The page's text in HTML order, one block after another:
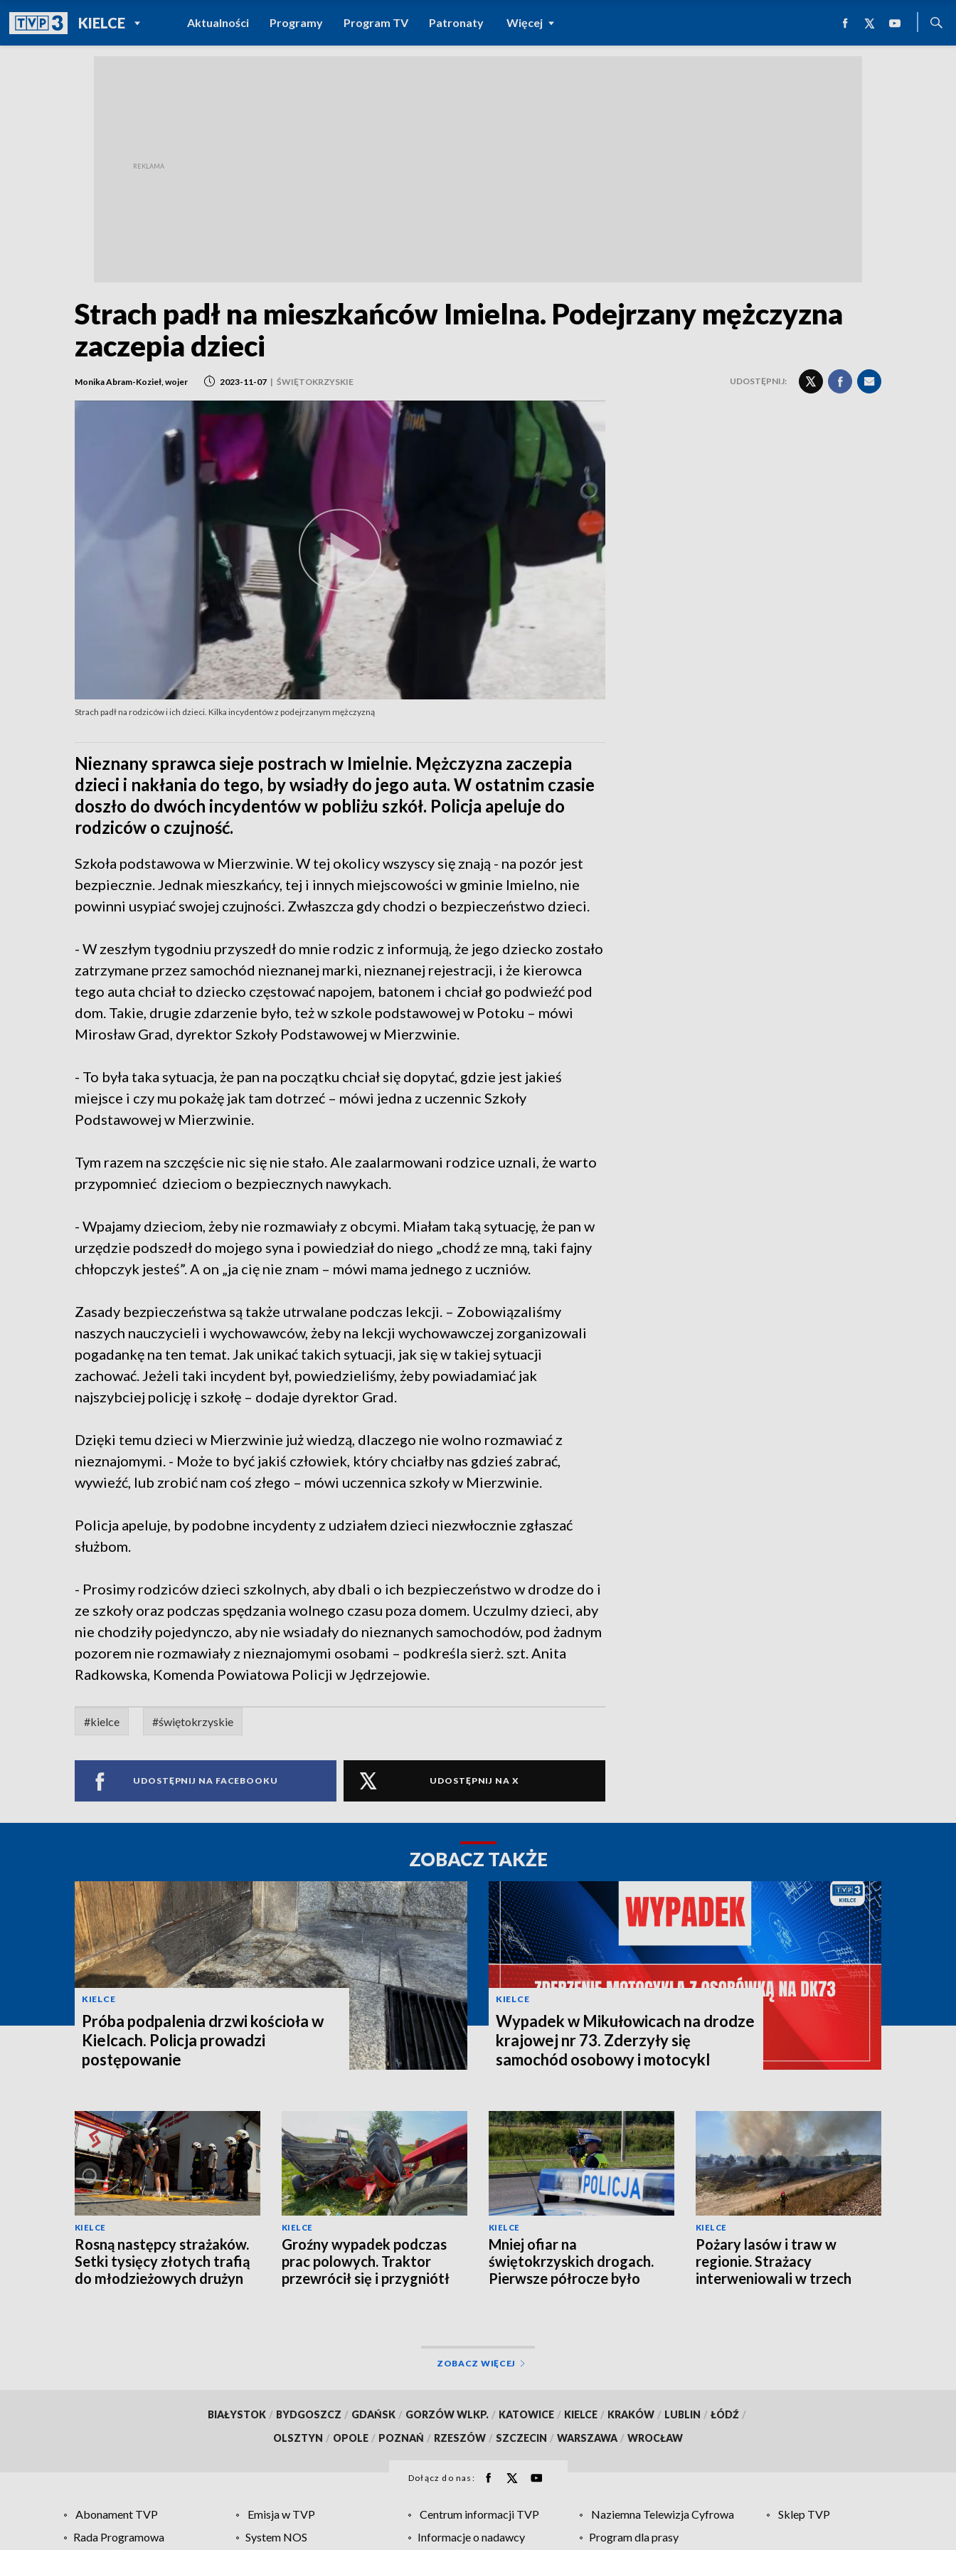
KIELCEPOWRÓT DO
TVP REGIONY
Aktualności Programy Program TV Patronaty Więcej
Strach padł na mieszkańców Imielna. Podejrzany mężczyzna
zaczepia dzieci
Monika Abram-Kozieł, wojer 2023-11-07 | ŚWIĘTOKRZYSKIE UDOSTĘPNIJ:
Strach padł na rodziców i ich dzieci. Kilka incydentów z podejrzanym mężczyzną
Nieznany sprawca sieje postrach w Imielnie. Mężczyzna zaczepia
dzieci i nakłania do tego, by wsiadły do jego auta. W ostatnim czasie
doszło do dwóch incydentów w pobliżu szkół. Policja apeluje do
rodziców o czujność.
Szkoła podstawowa w Mierzwinie. W tej okolicy wszyscy się znają - na pozór jest
bezpiecznie. Jednak mieszkańcy, tej i innych miejscowości w gminie Imielno, nie
powinni usypiać swojej czujności. Zwłaszcza gdy chodzi o bezpieczeństwo dzieci.
- W zeszłym tygodniu przyszedł do mnie rodzic z informują, że jego dziecko zostało
zatrzymane przez samochód nieznanej marki, nieznanej rejestracji, i że kierowca
tego auta chciał to dziecko częstować napojem, batonem i chciał go podwieźć pod
dom. Takie, drugie zdarzenie było, też w szkole podstawowej w Potoku – mówi
Mirosław Grad, dyrektor Szkoły Podstawowej w Mierzwinie.
- To była taka sytuacja, że pan na początku chciał się dopytać, gdzie jest jakieś
miejsce i czy mu pokażę jak tam dotrzeć – mówi jedna z uczennic Szkoły
Podstawowej w Mierzwinie.
Tym razem na szczęście nic się nie stało. Ale zaalarmowani rodzice uznali, że warto
przypomnieć dzieciom o bezpiecznych nawykach.
- Wpajamy dzieciom, żeby nie rozmawiały z obcymi. Miałam taką sytuację, że pan w
urzędzie podszedł do mojego syna i powiedział do niego „chodź ze mną, taki fajny
chłopczyk jesteś”. A on „ja cię nie znam – mówi mama jednego z uczniów.
Zasady bezpieczeństwa są także utrwalane podczas lekcji. – Zobowiązaliśmy
naszych nauczycieli i wychowawców, żeby na lekcji wychowawczej zorganizowali
pogadankę na ten temat. Jak unikać takich sytuacji, jak się w takiej sytuacji
zachować. Jeżeli taki incydent był, powiedzieliśmy, żeby powiadamiać jak
najszybciej policję i szkołę – dodaje dyrektor Grad.
Dzięki temu dzieci w Mierzwinie już wiedzą, dlaczego nie wolno rozmawiać z
nieznajomymi. - Może to być jakiś człowiek, który chciałby nas gdzieś zabrać,
wywieźć, lub zrobić nam coś złego – mówi uczennica szkoły w Mierzwinie.
Policja apeluje, by podobne incydenty z udziałem dzieci niezwłocznie zgłaszać
służbom.
- Prosimy rodziców dzieci szkolnych, aby dbali o ich bezpieczeństwo w drodze do i
ze szkoły oraz podczas spędzania wolnego czasu poza domem. Uczulmy dzieci, aby
nie chodziły pojedynczo, aby nie wsiadały do nieznanych samochodów, pod żadnym
pozorem nie rozmawiały z nieznajomymi osobami – podkreśla sierż. szt. Anita
Radkowska, Komenda Powiatowa Policji w Jędrzejowie.
#kielce #świętokrzyskie
UDOSTĘPNIJ NA FACEBOOKU UDOSTĘPNIJ NA X
ZOBACZ TAKŻE
KIELCE
Próba podpalenia drzwi kościoła w
Kielcach. Policja prowadzi
postępowanie
KIELCE
Wypadek w Mikułowicach na drodze
krajowej nr 73. Zderzyły się
samochód osobowy i motocykl
KIELCE
Rosną następcy strażaków.
Setki tysięcy złotych trafią
do młodzieżowych drużyn
KIELCE
Groźny wypadek podczas
prac polowych. Traktor
przewrócił się i przygniótł
KIELCE
Mniej ofiar na
świętokrzyskich drogach.
Pierwsze półrocze było
KIELCE
Pożary lasów i traw w
regionie. Strażacy
interweniowali w trzech
ZOBACZ WIĘCEJ
BIAŁYSTOK / BYDGOSZCZ / GDAŃSK / GORZÓW WLKP. / KATOWICE / KIELCE / KRAKÓW / LUBLIN / ŁÓDŹ /
OLSZTYN / OPOLE / POZNAŃ / RZESZÓW / SZCZECIN / WARSZAWA / WROCŁAW
Dołącz do nas:
Abonament TVP Emisja w TVP Centrum informacji TVP Naziemna Telewizja Cyfrowa
Sklep TVP
Rada Programowa
System NOS Informacje o nadawcy Program dla prasy